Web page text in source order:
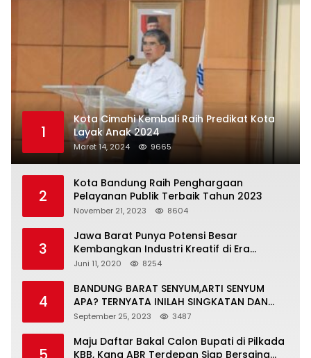
1
Kota Cimahi Kembali Raih Predikat Kota
Layak Anak 2024
Maret 14, 2024 9665
2
Kota Bandung Raih Penghargaan
Pelayanan Publik Terbaik Tahun 2023
November 21, 2023 8604
3
Jawa Barat Punya Potensi Besar
Kembangkan Industri Kreatif di Era
Normal Baru
Juni 11, 2020 8254
4
BANDUNG BARAT SENYUM,ARTI SENYUM
APA? TERNYATA INILAH SINGKATAN DAN
MAKNANYA
September 25, 2023 3487
Maju Daftar Bakal Calon Bupati di Pilkada
KBB, Kang ABR Terdepan Siap Bersaing